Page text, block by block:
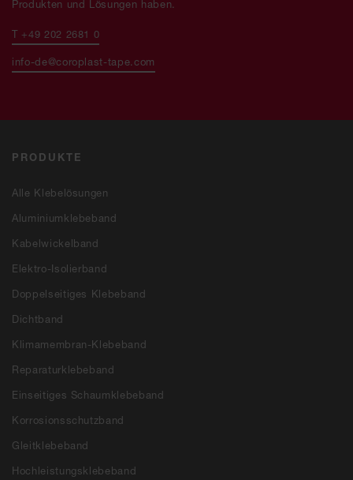
PRODUKTE
Alle Klebelösungen
Aluminiumklebeband
Kabelwickelband
Elektro-Isolierband
Doppelseitiges Klebeband
Dichtband
Klimamembran-Klebeband
Reparaturklebeband
Einseitiges Schaumklebeband
Korrosionsschutzband
Gleitklebeband
Hochleistungsklebeband
Produkten und Lösungen haben.
T +49 202 2681 0
info-de@coroplast-tape.com